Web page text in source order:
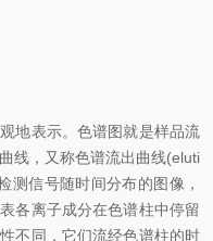
地表示。色谱图就是样品流
线，又称色谱流出曲线(eluti
测信号随时间分布的图像，
各离子成分在色谱柱中停留
不同，它们流经色谱柱的时